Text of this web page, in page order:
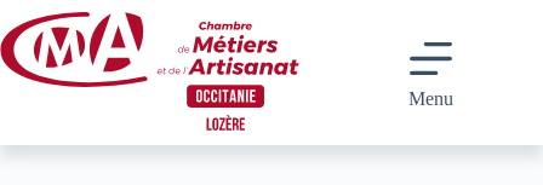
au
contenu
Menu